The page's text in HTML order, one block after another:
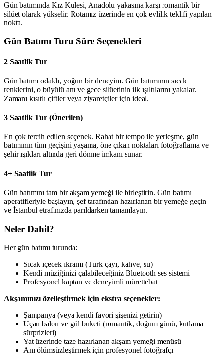
Gün batımında Kız Kulesi, Anadolu yakasına karşı romantik bir
silüet olarak yükselir. Rotamız üzerinde en çok evlilik teklifi yapılan
nokta.
Gün Batımı Turu Süre Seçenekleri
2 Saatlik Tur
Gün batımı odaklı, yoğun bir deneyim. Gün batımının sıcak
renklerini, o büyülü anı ve gece silüetinin ilk ışıltılarını yakalar.
Zamanı kısıtlı çiftler veya ziyaretçiler için ideal.
3 Saatlik Tur (Önerilen)
En çok tercih edilen seçenek. Rahat bir tempo ile yerleşme, gün
batımının tüm geçişini yaşama, öne çıkan noktaları fotoğraflama ve
şehir ışıkları altında geri dönme imkanı sunar.
4+ Saatlik Tur
Gün batımını tam bir akşam yemeği ile birleştirin. Gün batımı
aperatifleriyle başlayın, şef tarafından hazırlanan bir yemeğe geçin
ve İstanbul etrafınızda parıldarken tamamlayın.
Neler Dahil?
Her gün batımı turunda:
Sıcak içecek ikramı (Türk çayı, kahve, su)
Kendi müziğinizi çalabileceğiniz Bluetooth ses sistemi
Profesyonel kaptan ve deneyimli mürettebat
Akşamınızı özelleştirmek için ekstra seçenekler:
Şampanya (veya kendi favori şişenizi getirin)
Uçan balon ve gül buketi (romantik, doğum günü, kutlama
sürprizleri)
Yat üzerinde taze hazırlanan akşam yemeği menüsü
Anı ölümsüzleştirmek için profesyonel fotoğrafçı